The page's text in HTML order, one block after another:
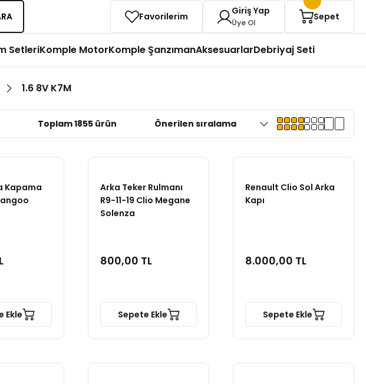
Favorilerim Giriş Yap
Üye Ol
Sepet
SetleriKomple MotorKomple ŞanzımanAksesuarlarDebriyaj Seti
1.6 8V K7M
Toplam 1855 ürün
Kapama
Ekle
Arka Teker Rulmanı
R9-11-19 Clio Megane
Solenza
800,00 TL
Sepete Ekle
Renault Clio Sol Arka
Kapı
8.000,00 TL
Sepete Ekle